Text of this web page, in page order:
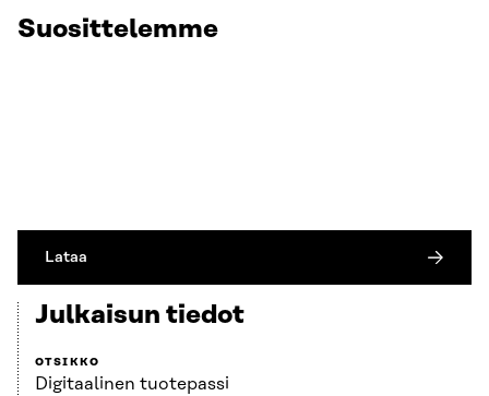
Suosittelemme
Lataa
Julkaisun tiedot
OTSIKKO
Digitaalinen tuotepassi